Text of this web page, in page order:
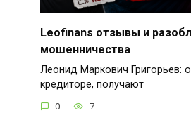
Leofinans отзывы и
мошенничества
Леонид Маркович Григорьев:
кредиторе, получают
0 7